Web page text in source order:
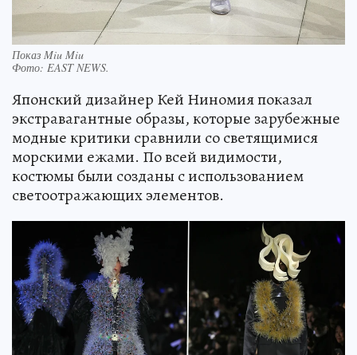
Показ Miu Miu
Фото: EAST NEWS.
Японский дизайнер Кей Ниномия показал
экстравагантные образы, которые зарубежные
модные критики сравнили со светящимися
морскими ежами. По всей видимости,
костюмы были созданы с использованием
светоотражающих элементов.